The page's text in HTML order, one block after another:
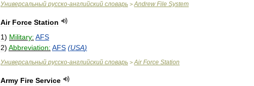
Универсальный русско-английский словарь > Andrew File System
Air Force Station
1) Military: AFS
2) Abbreviation: AFS (USA)
Универсальный русско-английский словарь > Air Force Station
Army Fire Service